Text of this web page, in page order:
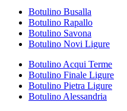
Botulino Busalla
Botulino Rapallo
Botulino Savona
Botulino Novi Ligure
Botulino Acqui Terme
Botulino Finale Ligure
Botulino Pietra Ligure
Botulino Alessandria